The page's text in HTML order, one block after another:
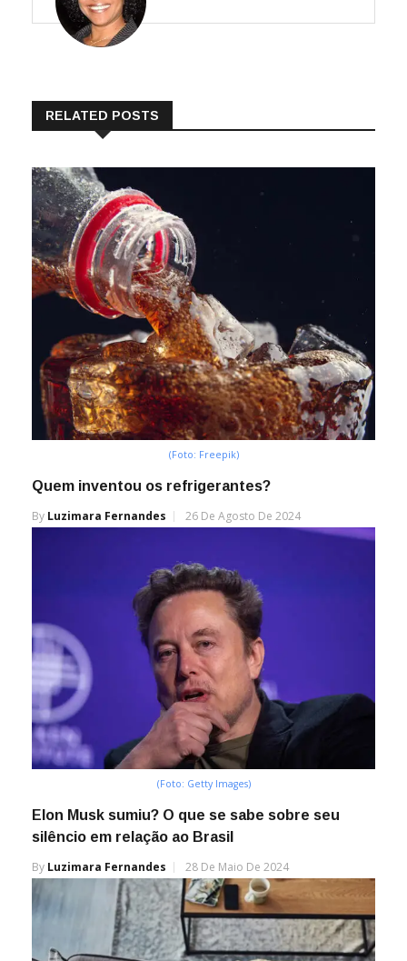
RELATED POSTS
(Foto: Freepik)
Quem inventou os refrigerantes?
By Luzimara Fernandes 26 De Agosto De 2024
(Foto: Getty Images)
Elon Musk sumiu? O que se sabe sobre seu
silêncio em relação ao Brasil
By Luzimara Fernandes 28 De Maio De 2024